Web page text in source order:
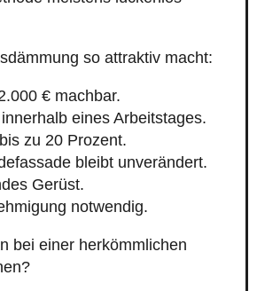
so attraktiv macht:
€ machbar.
eines Arbeitstages.
zu 20 Prozent.
bleibt unverändert.
Gerüst.
notwendig.
bei einer herkömmlichen